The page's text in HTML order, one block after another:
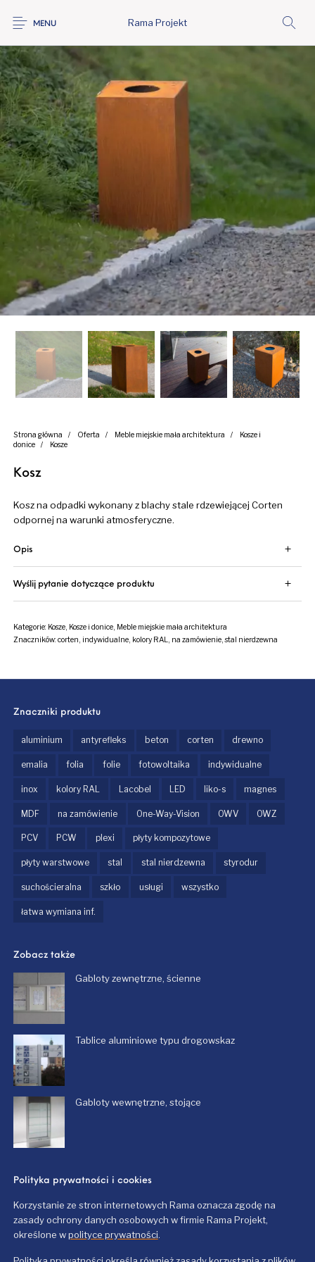
MENU Rama Projekt
Strona główna / Oferta / Meble miejskie mała architektura /
Kosze i
donice
/ Kosze
Kosz
Kosz na odpadki wykonany z blachy stale rdzewiejącej Corten
odpornej na warunki atmosferyczne.
Opis
Wyślij pytanie dotyczące produktu
Kategorie: Kosze, Kosze i donice, Meble miejskie mała architektura
Znaczników: corten, indywidualne, kolory RAL, na zamówienie,stal nierdzewna
Znaczniki produktu
aluminium antyrefleks beton corten drewno
emalia folia folie fotowoltaika indywidualne
inox kolory RAL Lacobel LED liko-s magnes
MDF na zamówienie One-Way-Vision OWV OWZ
PCV PCW plexi płyty kompozytowe
płyty warstwowe stal stal nierdzewna styrodur
suchościeralna szkło usługi wszystko
łatwa wymiana inf.
Zobacz także
Gabloty zewnętrzne, ścienne
Tablice aluminiowe typu drogowskaz
Gabloty wewnętrzne, stojące
Polityka prywatności i cookies
Korzystanie ze stron internetowych Rama oznacza zgodę na
zasady ochrony danych osobowych w firmie Rama Projekt,
określone wpolityce prywatności.